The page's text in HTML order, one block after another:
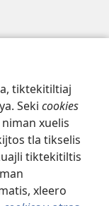
tiktekitiltiaj
Seki cookies
xuelis
tla tikselis
tiktekitiltis
xleero